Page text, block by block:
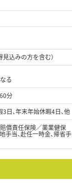
込みの方を含む）
る
分
3日、年末年始休暇4日、他
償責任保険／薬業健保
手当、赴任一時金、帰省